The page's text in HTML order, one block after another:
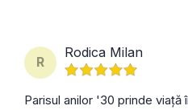
R
Rodica Milan
Parisul anilor '30 prinde viață